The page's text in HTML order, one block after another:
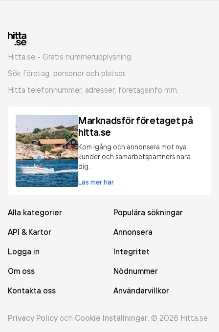
Hitta.se - Gratis nummerupplysning.
Sök företag, personer och platser.
Hitta telefonnummer, adresser, företagsinfo mm.
Marknadsför företaget på
hitta.se
Kom igång och annonsera mot nya
kunder och samarbetspartners nära
dig.
Läs mer här
Alla kategorier
Populära sökningar
API & Kartor
Annonsera
Logga in
Integritet
Om oss
Nödnummer
Kontakta oss
Användarvillkor
Privacy Policy och Cookie Inställningar. © 2026 Hitta.se